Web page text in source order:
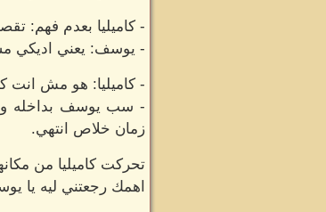
- كاميليا بعدم فهم:
- يوسف: يعني اديكي
- كاميليا: هو مش انت
- سب يوسف بداخله و
زمان خلاص انتهي.
تحركت كاميليا من
اهمك رجعتني ليه يا